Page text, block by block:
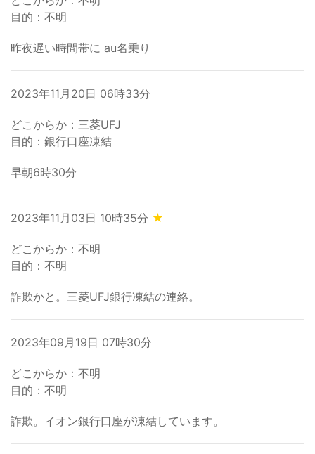
目的：不明
昨夜遅い時間帯に au名乗り
2023年11月20日 06時33分
どこからか：三菱UFJ
目的：銀行口座凍結
早朝6時30分
2023年11月03日 10時35分 ★
どこからか：不明
目的：不明
詐欺かと。三菱UFJ銀行凍結の連絡。
2023年09月19日 07時30分
どこからか：不明
目的：不明
詐欺。イオン銀行口座が凍結しています。